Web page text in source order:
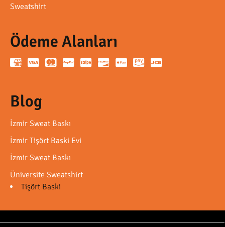
Sweatshirt
Ödeme Alanları
Blog
İzmir Sweat Baskı
İzmir Tişört Baski Evi
İzmir Sweat Baskı
Üniversite Sweatshirt
Tişört Baski